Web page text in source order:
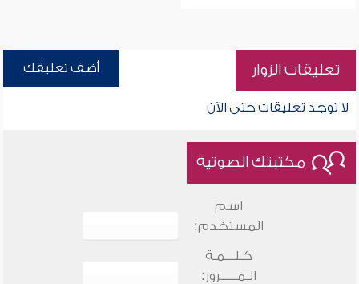
تعليقات الزوار أضف تعليقك
لا توجد تعليقات حتى الآن
مكتبتك الصوتية
اسم
المستخدم:
كـلـــمـة
الـمـــــرور: